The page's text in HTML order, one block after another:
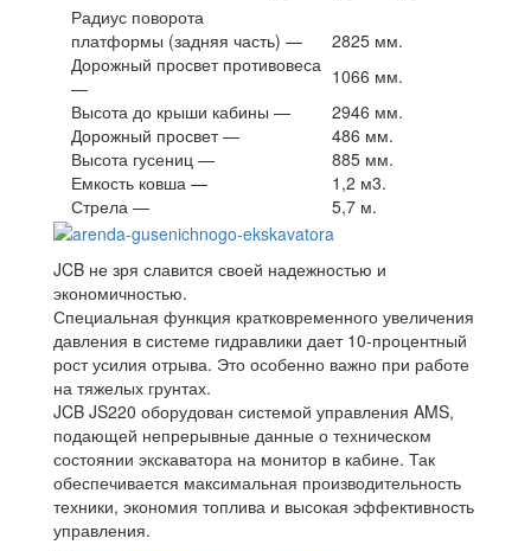
Радиус поворота
платформы (задняя часть) —
2825 мм.
Дорожный просвет противовеса
—
1066 мм.
Высота до крыши кабины —
2946 мм.
Дорожный просвет —
486 мм.
Высота гусениц —
885 мм.
Емкость ковша —
1,2 м3.
Стрела —
5,7 м.
JCB не зря славится своей надежностью и
экономичностью.
Специальная функция кратковременного увеличения
давления в системе гидравлики дает 10-процентный
рост усилия отрыва. Это особенно важно при работе
на тяжелых грунтах.
JCB JS220 оборудован системой управления AMS,
подающей непрерывные данные о техническом
состоянии экскаватора на монитор в кабине. Так
обеспечивается максимальная производительность
техники, экономия топлива и высокая эффективность
управления.